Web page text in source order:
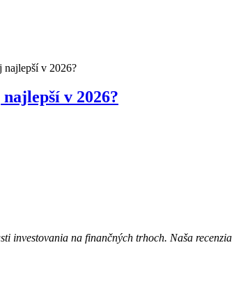
najlepší v 2026?
v 2026?
investovania na finančných trhoch. Naša